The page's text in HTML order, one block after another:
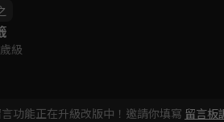
級
言功能正在升級改版中！邀請你填寫 留言板